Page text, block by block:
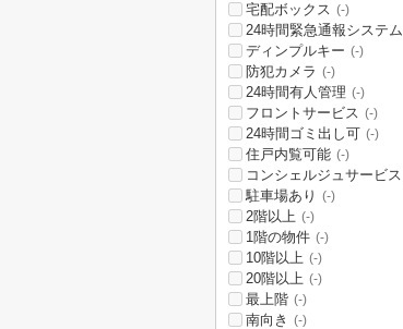
宅配ボックス (-)
24時間緊急通報システム
ディンプルキー (-)
防犯カメラ (-)
24時間有人管理 (-)
フロントサービス (-)
24時間ゴミ出し可 (-)
住戸内覧可能 (-)
コンシェルジュサービス
駐車場あり (-)
2階以上 (-)
1階の物件 (-)
10階以上 (-)
20階以上 (-)
最上階 (-)
南向き (-)